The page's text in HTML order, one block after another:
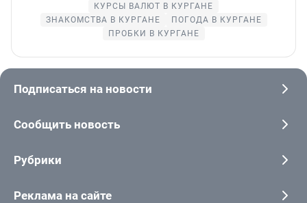
КУРСЫ ВАЛЮТ В КУРГАНЕ
ЗНАКОМСТВА В КУРГАНЕ
ПОГОДА В КУРГАНЕ
ПРОБКИ В КУРГАНЕ
Подписаться на новости
Сообщить новость
Рубрики
Реклама на сайте